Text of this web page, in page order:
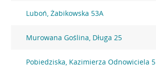
Luboń, Żabikowska 53A
Murowana Goślina, Długa 25
Pobiedziska, Kazimierza Odnowiciela 5